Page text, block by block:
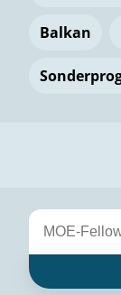
Balkan